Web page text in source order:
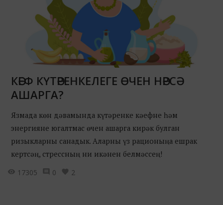
КӘЕФ КҮТӘРЕНКЕЛЕГЕ ӨЧЕН НӘРСӘ
АШАРГА?
Язмада көн дәвамында күтәренке кәефне һәм
энергияне югалтмас өчен ашарга кирәк булган
ризыкларны санадык. Аларны үз рационыңа ешрак
кертсәң, стрессның ни икәнен белмәссең!
17305
0 2